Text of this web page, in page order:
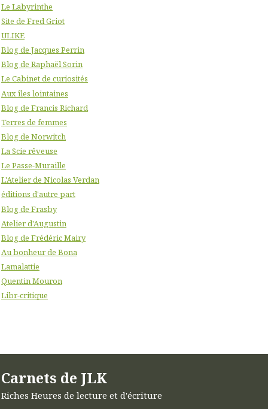
Le Labyrinthe
Site de Fred Griot
ULIKE
Blog de Jacques Perrin
Blog de Raphaël Sorin
Le Cabinet de curiosités
Aux îles lointaines
Blog de Francis Richard
Terres de femmes
Blog de Norwitch
La Scie rêveuse
Le Passe-Muraille
L'Atelier de Nicolas Verdan
éditions d'autre part
Blog de Frasby
Atelier d'Augustin
Blog de Frédéric Mairy
Au bonheur de Bona
Lamalattie
Quentin Mouron
Libr-critique
Carnets de JLK
Riches Heures de lecture et d'écriture